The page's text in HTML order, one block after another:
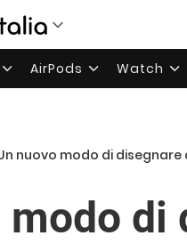
AirPods Watch
nuovo modo di disegnare
modo di